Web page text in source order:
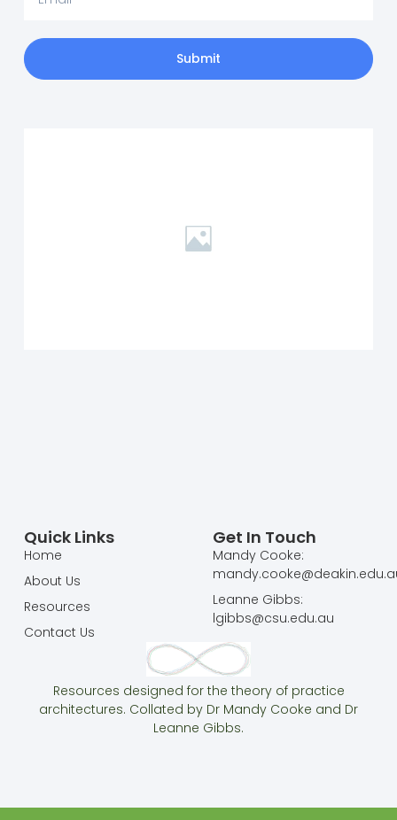
Submit
Resources designed for the theory of practice
architectures. Collated by Dr Mandy Cooke and Dr
Leanne Gibbs.
Quick Links
Home
About Us
Resources
Contact Us
Get In Touch
Mandy Cooke:
Leanne Gibbs:
lgibbs@csu.edu.au